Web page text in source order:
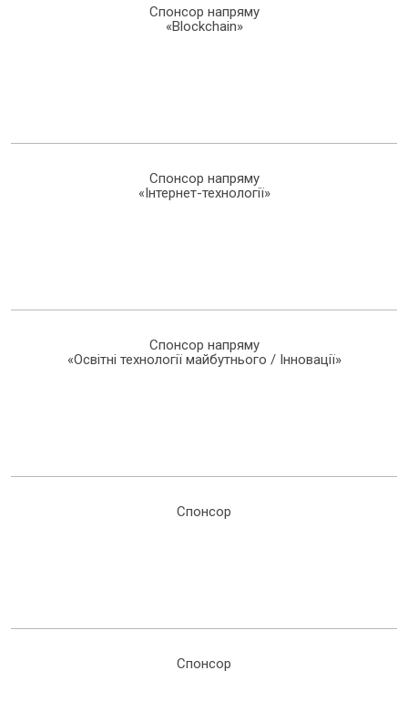
Спонсор напряму
«Blockchain»
Спонсор напряму
«Інтернет-технології»
Спонсор напряму
«Освітні технології майбутнього / Інновації»
Спонсор
Спонсор